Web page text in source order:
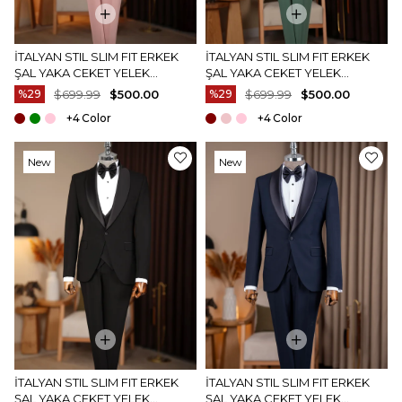
İTALYAN STIL SLIM FIT ERKEK
ŞAL YAKA CEKET YELEK
PANTOLON DAMATLIK SET
PUDRA T20067-21
%29 $500.00
$699.99
+4
İTALYAN STIL SLIM FIT ERKEK
ŞAL YAKA CEKET YELEK
PANTOLON DAMATLIK SET
YEŞIL T20067-28
%29 $500.00
$699.99
+4
İTALYAN STIL SLIM FIT ERKEK
ŞAL YAKA CEKET YELEK
New
İTALYAN STIL SLIM FIT ERKEK
ŞAL YAKA CEKET YELEK
New